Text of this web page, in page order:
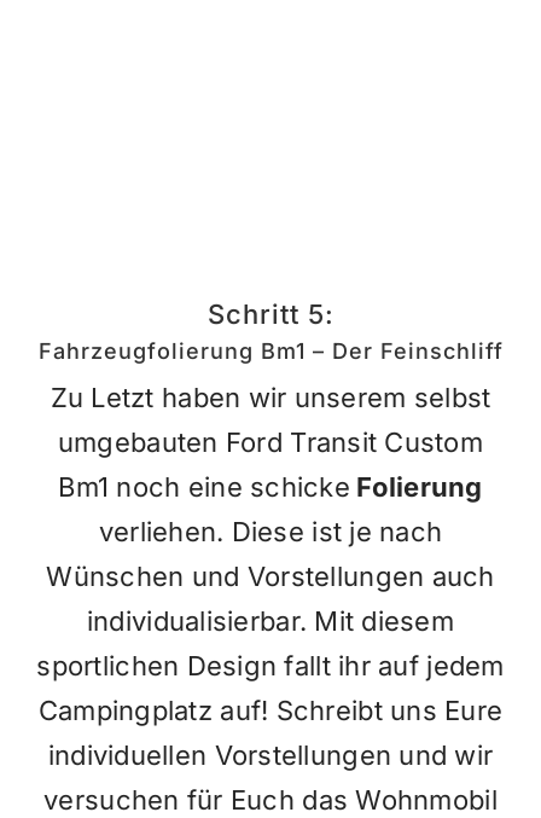
Schritt 5:
Fahrzeugfolierung Bm1 – Der Feinschliff
Zu Letzt haben wir unserem selbst
umgebauten Ford Transit Custom
Bm1 noch eine schicke Folierung
verliehen. Diese ist je nach
Wünschen und Vorstellungen auch
individualisierbar. Mit diesem
sportlichen Design fallt ihr auf jedem
Campingplatz auf! Schreibt uns Eure
individuellen Vorstellungen und wir
versuchen für Euch das Wohnmobil